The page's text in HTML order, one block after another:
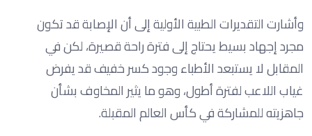
وأشارت التقديرات الطبية الأولية إلى أن الإصابة قد تكون
مجرد إجهاد بسيط يحتاج إلى فترة راحة قصيرة، لكن في
المقابل لا يستبعد الأطباء وجود كسر خفيف قد يفرض
غياب اللاعب لفترة أطول، وهو ما يثير المخاوف بشأن
جاهزيته للمشاركة في كأس العالم المقبلة.